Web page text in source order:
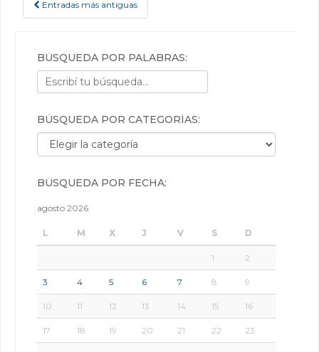
POSTS NAVIGATION
Entradas más antiguas
BÚSQUEDA POR PALABRAS:
BÚSQUEDA POR CATEGORÍAS:
Búsqueda por categorías:
BÚSQUEDA POR FECHA:
agosto 2026
L M X J V S D
1 2
3 4 5 6 7 8 9
10 11 12 13 14 15 16
17 18 19 20 21 22 23